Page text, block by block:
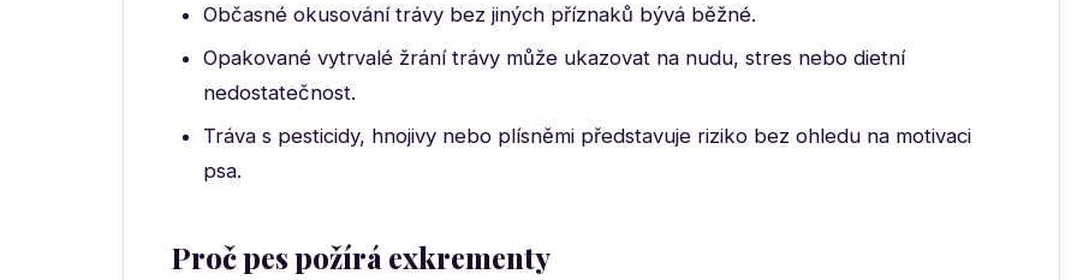
Občasné okusování trávy bez jiných příznaků bývá běžné.
Opakované vytrvalé žrání trávy může ukazovat na nudu, stres nebo dietní
nedostatečnost.
Tráva s pesticidy, hnojivy nebo plísněmi představuje riziko bez ohledu na motivaci
psa.
Proč pes požírá exkrementy